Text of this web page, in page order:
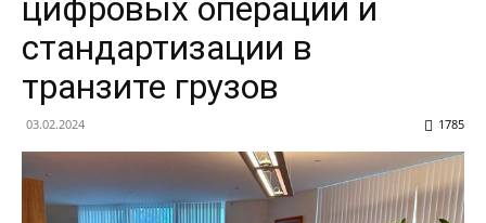
цифровых операций и
стандартизации в
транзите грузов
03.02.2024 1785